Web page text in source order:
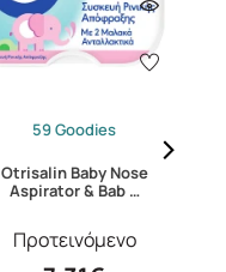
59 Goodies
Otrisalin Baby Nose
Aspirator & Bab …
Προτεινόμενο